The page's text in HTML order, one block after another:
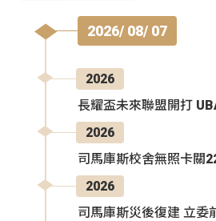
2026/ 08/ 07
2026
長耀盃未來聯盟開打
2026
司馬庫斯校舍無照卡關
2026
司馬庫斯災後復建 立委